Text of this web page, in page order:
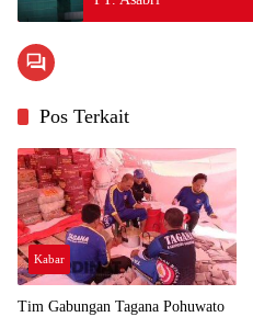
Pos Terkait
Kabar
Tim Gabungan Tagana Pohuwato